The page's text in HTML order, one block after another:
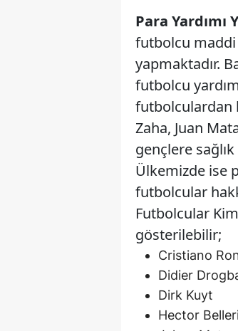
Para
futbolcu maddi
yapmaktadır.
futbolcu
futbolculardan
Zaha, Juan
gençlere
Ülkemizde ise
futbolcular
Futbolcular
gösterilebilir;
Cristiano
Didier
Dirk Kuyt
Hector